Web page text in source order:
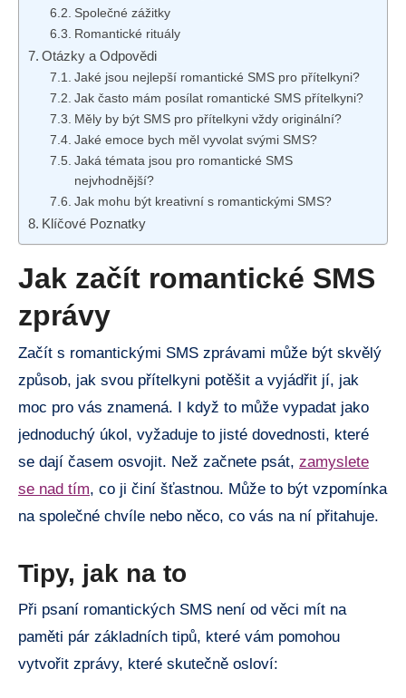
Společné zážitky
Romantické rituály
Otázky a Odpovědi
Jaké jsou nejlepší romantické SMS pro přítelkyni?
Jak často mám posílat romantické SMS přítelkyni?
Měly by být SMS pro přítelkyni vždy originální?
Jaké emoce bych měl vyvolat svými SMS?
Jaká témata jsou pro romantické SMS
nejvhodnější?
Jak mohu být kreativní s romantickými SMS?
Klíčové Poznatky
Jak začít romantické SMS
zprávy
Začít s romantickými SMS zprávami může být skvělý
způsob, jak svou přítelkyni potěšit a vyjádřit jí, jak
moc pro vás znamená. I když to může vypadat jako
jednoduchý úkol, vyžaduje to jisté dovednosti, které
se dají časem osvojit. Než začnete psát, zamyslete
se nad tím, co ji činí šťastnou. Může to být vzpomínka
na společné chvíle nebo něco, co vás na ní přitahuje.
Tipy, jak na to
Při psaní romantických SMS není od věci mít na
paměti pár základních tipů, které vám pomohou
vytvořit zprávy, které skutečně osloví: